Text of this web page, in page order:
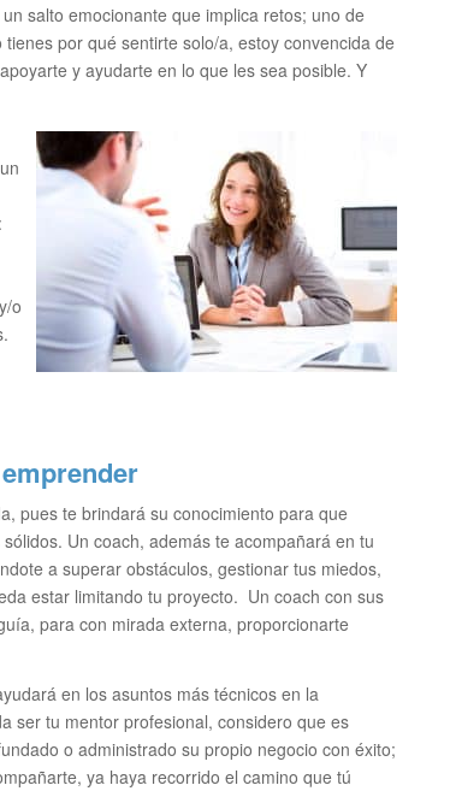
salto emocionante que implica retos; uno de
por qué sentirte solo/a, estoy convencida de
y ayudarte en lo que les sea posible. Y
o
pues te brindará su conocimiento para que
Un coach, además te acompañará en tu
a superar obstáculos, gestionar tus miedos,
estar limitando tu proyecto. Un coach con sus
para con mirada externa, proporcionarte
en los asuntos más técnicos en la
ser tu mentor profesional, considero que es
o administrado su propio negocio con éxito;
ya haya recorrido el camino que tú